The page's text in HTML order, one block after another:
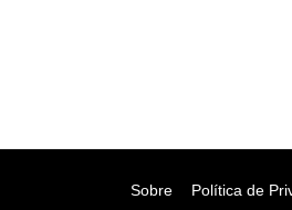
Sobre Política de